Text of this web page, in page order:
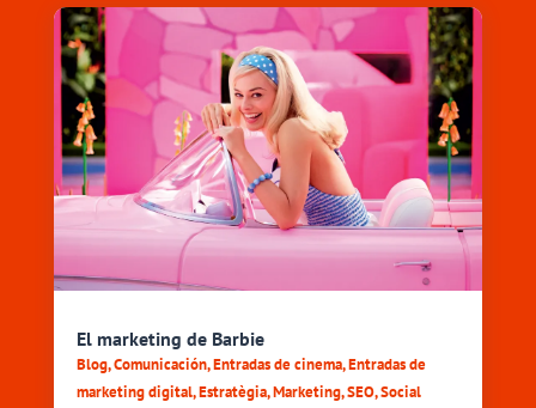
El marketing de Barbie
Blog,Comunicación,Entradas de cinema,Entradas de
marketing digital,Estratègia,Marketing,SEO,Social